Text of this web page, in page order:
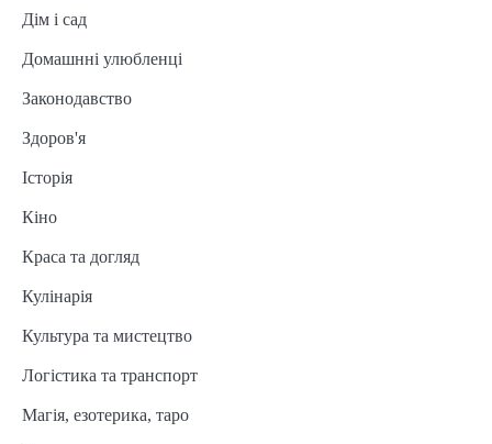
Дім і сад
Домашнні улюбленці
Законодавство
Здоров'я
Історія
Кіно
Краса та догляд
Кулінарія
Культура та мистецтво
Логістика та транспорт
Магія, езотерика, таро